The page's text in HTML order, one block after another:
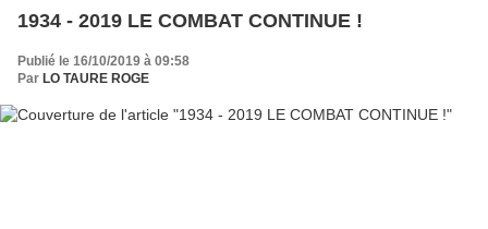
1934 - 2019 LE COMBAT CONTINUE !
Publié le 16/10/2019 à 09:58
Par LO TAURE ROGE